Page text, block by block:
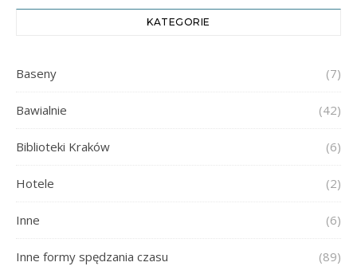
KATEGORIE
Baseny (7)
Bawialnie (42)
Biblioteki Kraków (6)
Hotele (2)
Inne (6)
Inne formy spędzania czasu (89)